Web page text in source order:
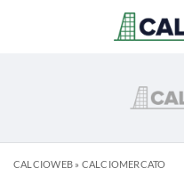
CALCIOWEB» CALCIOMERCATO